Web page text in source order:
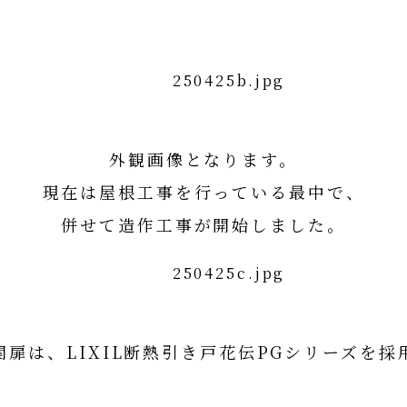
外観画像となります。
現在は屋根工事を行っている最中で、
併せて造作工事が開始しました。
扉は、LIXIL断熱引き戸花伝PGシリーズを採